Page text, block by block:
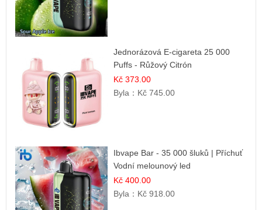
Jednorázová E-cigareta 25 000
Puffs - Růžový Citrón
Kč 373.00
Byla： Kč 745.00
Ibvape Bar - 35 000 šluků | Příchuť
Vodní melounový led
Kč 400.00
Byla： Kč 918.00